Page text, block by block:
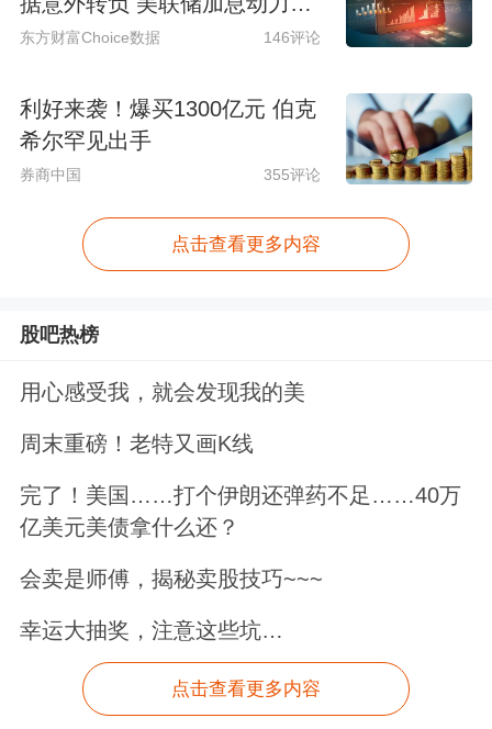
减
东方财富Choice数据 146评论
利好来袭！爆买1300亿元 伯克
希尔罕见出手
券商中国 355评论
点击查看更多内容
股吧热榜
用心感受我，就会发现我的美
周末重磅！老特又画K线
完了！美国……打个伊朗还弹药不足……40万
亿美元美债拿什么还？
会卖是师傅，揭秘卖股技巧~~~
幸运大抽奖，注意这些坑…
点击查看更多内容